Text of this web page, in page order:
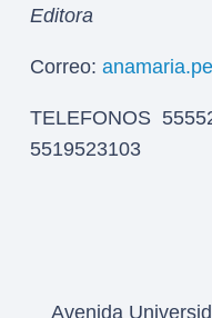
Editora
Correo:
TELEFONOS
5519523103
Avenida